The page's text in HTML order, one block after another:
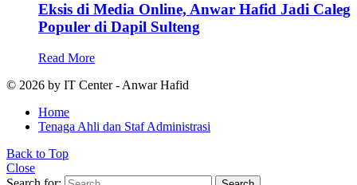
Eksis di Media Online, Anwar Hafid Jadi Caleg
Populer di Dapil Sulteng
Read More
© 2026 by IT Center - Anwar Hafid
Home
Tenaga Ahli dan Staf Administrasi
Back to Top
Close